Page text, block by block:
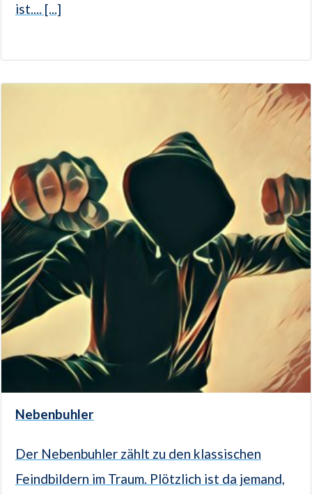
ist.... [...]
Nebenbuhler
Der Nebenbuhler zählt zu den klassischen
Feindbildern im Traum. Plötzlich ist da jemand,